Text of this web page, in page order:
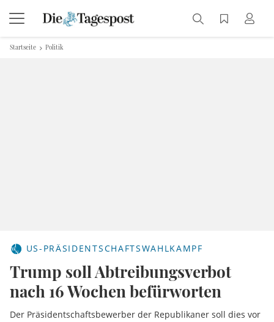
Startseite Politik
US-PRÄSIDENTSCHAFTSWAHLKAMPF
Trump soll Abtreibungsverbot
nach 16 Wochen befürworten
Der Präsidentschaftsbewerber der Republikaner soll dies vor